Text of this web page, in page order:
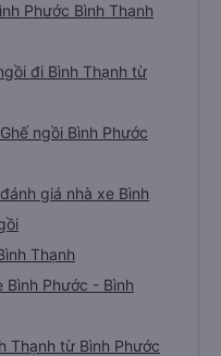
Phước Bình Thạnh
đi Bình Thạnh từ
ngồi Bình Phước
giá nhà xe Bình
Thạnh
Phước - Bình
Thạnh từ Bình Phước